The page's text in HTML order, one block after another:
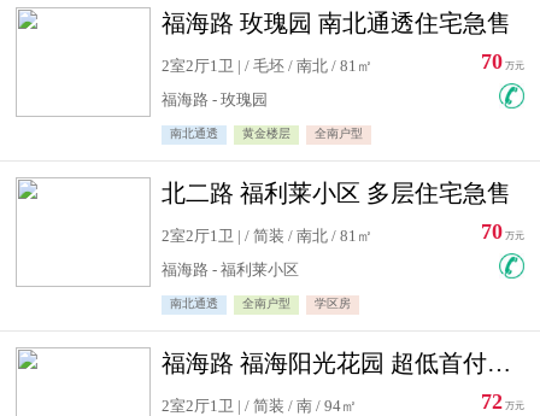
福海路 玫瑰园 南北通透住宅急售
2室2厅1卫 | / 毛坯 / 南北 / 81㎡
福海路 - 玫瑰园
南北通透 黄金楼层 全南户型
70 万元
北二路 福利莱小区 多层住宅急售
2室2厅1卫 | / 简装 / 南北 / 81㎡
福海路 - 福利莱小区
南北通透 全南户型 学区房
70 万元
福海路 福海阳光花园 超低首付住宅急售
2室2厅1卫 | / 简装 / 南 / 94㎡
72 万元